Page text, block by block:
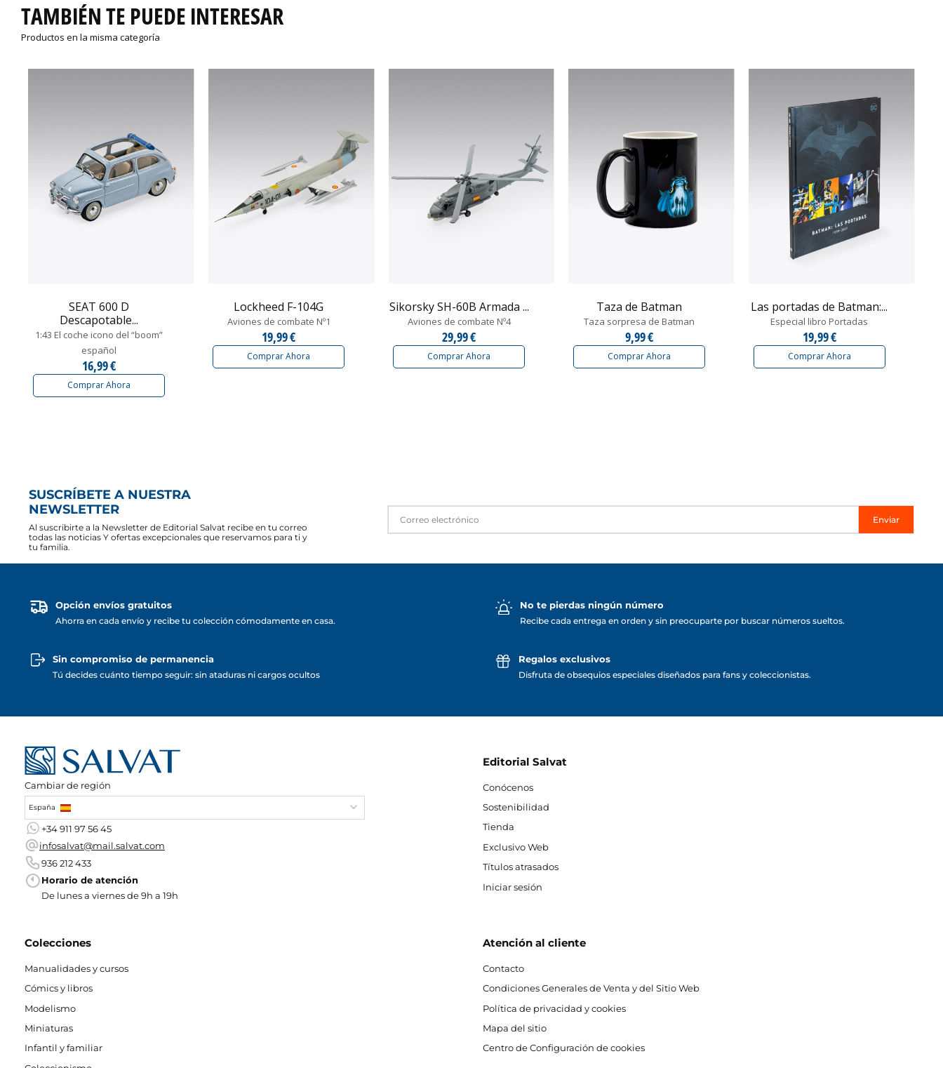
TAMBIÉN TE PUEDE INTERESAR
Productos en la misma categoría
SEAT 600 D
Descapotable...
1:43 El coche icono del “boom”
español
16,99 €
Comprar Ahora
Lockheed F-104G
Aviones de combate Nº1
19,99 €
Comprar Ahora
Sikorsky SH-60B Armada ...
Aviones de combate Nº4
29,99 €
Comprar Ahora
Taza de Batman
Taza sorpresa de Batman
9,99 €
Comprar Ahora
Las portadas de Batman:...
Especial libro Portadas
19,99 €
Comprar Ahora
SUSCRÍBETE A NUESTRA
NEWSLETTER
Al suscribirte a la Newsletter de Editorial Salvat recibe en tu correo
todas las noticias Y ofertas excepcionales que reservamos para ti y
tu familia.
Enviar
Opción envíos gratuitos
Ahorra en cada envío y recibe tu colección cómodamente en casa.
No te pierdas ningún número
Recibe cada entrega en orden y sin preocuparte por buscar números sueltos.
Sin compromiso de permanencia
Tú decides cuánto tiempo seguir: sin ataduras ni cargos ocultos
Regalos exclusivos
Disfruta de obsequios especiales diseñados para fans y coleccionistas.
Cambiar de región
España
+34 911 97 56 45
infosalvat@mail.salvat.com
936 212 433
Horario de atención
De lunes a viernes de 9h a 19h
Editorial Salvat
Conócenos
Sostenibilidad
Tienda
Exclusivo Web
Títulos atrasados
Iniciar sesión
Colecciones
Manualidades y cursos
Cómics y libros
Modelismo
Miniaturas
Infantil y familiar
Atención al cliente
Contacto
Condiciones Generales de Venta y del Sitio Web
Política de privacidad y cookies
Mapa del sitio
Centro de Configuración de cookies